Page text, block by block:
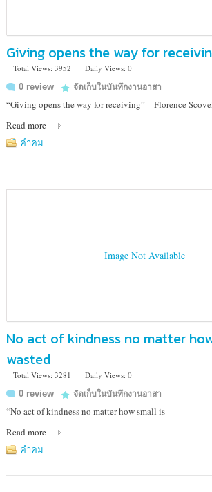
Giving opens the way for
Total Views: 3952
Daily Views: 0
0 review
จัดเก็บในบันทึกงานอาสา
“Giving opens the way for receiving” – Florence
Read more
คำคม
Image Not Available
No act of kindness no matter
wasted
Total Views: 3281
Daily Views: 0
0 review
จัดเก็บในบันทึกงานอาสา
“No act of kindness no matter how small is
Read more
คำคม